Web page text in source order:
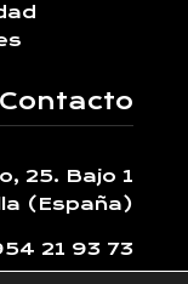
Contacto
25. Bajo 1
(España)
21 93 73